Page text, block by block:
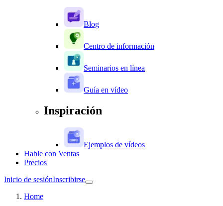
Blog
Centro de información
Seminarios en línea
Guía en vídeo
Inspiración
Ejemplos de vídeos
Hable con Ventas
Precios
Inicio de sesiónInscribirse
Home